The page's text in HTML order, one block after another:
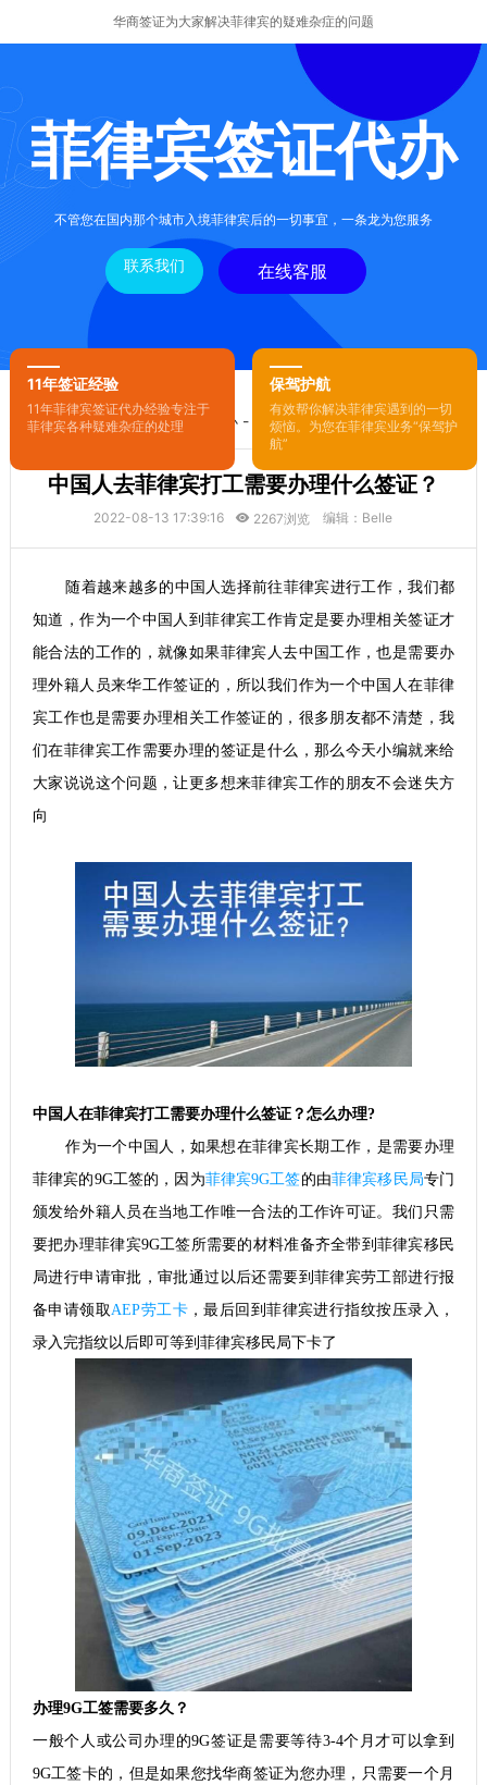
华商签证为大家解决菲律宾的疑难杂症的问题
菲律宾签证代办
不管您在国内那个城市入境菲律宾后的一切事宜，一条龙为您服务
联系我们 在线客服
11年签证经验
11年菲律宾签证代办经验专注于
菲律宾各种疑难杂症的处理
保驾护航
有效帮你解决菲律宾遇到的一切
烦恼。为您在菲律宾业务“保驾护
航”
您的位置：首页-菲律宾签证代办- 正文
中国人去菲律宾打工需要办理什么签证？
2022-08-13 17:39:16 2267浏览 编辑：Belle
随着越来越多的中国人选择前往菲律宾进行工作，我们都
知道，作为一个中国人到菲律宾工作肯定是要办理相关签证才
能合法的工作的，就像如果菲律宾人去中国工作，也是需要办
理外籍人员来华工作签证的，所以我们作为一个中国人在菲律
宾工作也是需要办理相关工作签证的，很多朋友都不清楚，我
们在菲律宾工作需要办理的签证是什么，那么今天小编就来给
大家说说这个问题，让更多想来菲律宾工作的朋友不会迷失方
向
中国人在菲律宾打工需要办理什么签证？怎么办理?
作为一个中国人，如果想在菲律宾长期工作，是需要办理
菲律宾的9G工签的，因为菲律宾9G工签的由菲律宾移民局专门
颁发给外籍人员在当地工作唯一合法的工作许可证。我们只需
要把办理菲律宾9G工签所需要的材料准备齐全带到菲律宾移民
局进行申请审批，审批通过以后还需要到菲律宾劳工部进行报
备申请领取AEP劳工卡，最后回到菲律宾进行指纹按压录入，
录入完指纹以后即可等到菲律宾移民局下卡了
办理9G工签需要多久？
一般个人或公司办理的9G签证是需要等待3-4个月才可以拿到
9G工签卡的，但是如果您找华商签证为您办理，只需要一个月